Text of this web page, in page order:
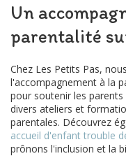
Un
parentalité
Chez Les Petits Pas,
l'accompagnement à la
pour soutenir les
divers ateliers et
parentales. Découvrez
accueil d'enfant trouble
prônons l'inclusion et la